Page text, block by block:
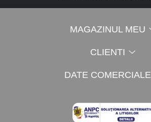
MAGAZINUL MEU
CLIENTI
DATE COMERCIALE